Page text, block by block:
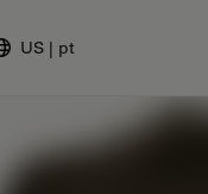
US | pt